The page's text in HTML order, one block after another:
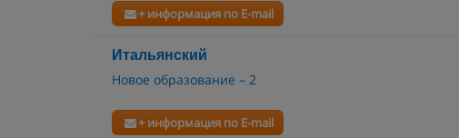
+ информация по E-mail
Итальянский
Новое образование – 2
+ информация по E-mail